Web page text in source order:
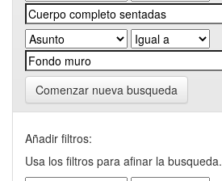
Comenzar nueva busqueda
Añadir filtros:
Usa los filtros para afinar la busqueda.